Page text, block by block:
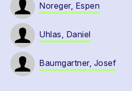
Noreger, Espen
Uhlas, Daniel
Baumgartner, Josef